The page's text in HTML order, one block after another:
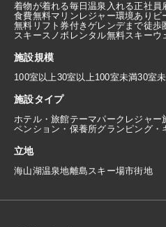
着物が着れる毎日温泉入れる正社員
食費無料マリンレジャー環境あり ビ
無料リフト券付きゲレンデまで徒歩
スキースノボレンタル無料スキーウ
施設規模
100室以上30室以上100室未満30室
施設タイプ
ホテル・旅館テーマパーク レジャー
ペンション・保養所グランピング・
立地
海山湖温泉地離島スキー場市街地